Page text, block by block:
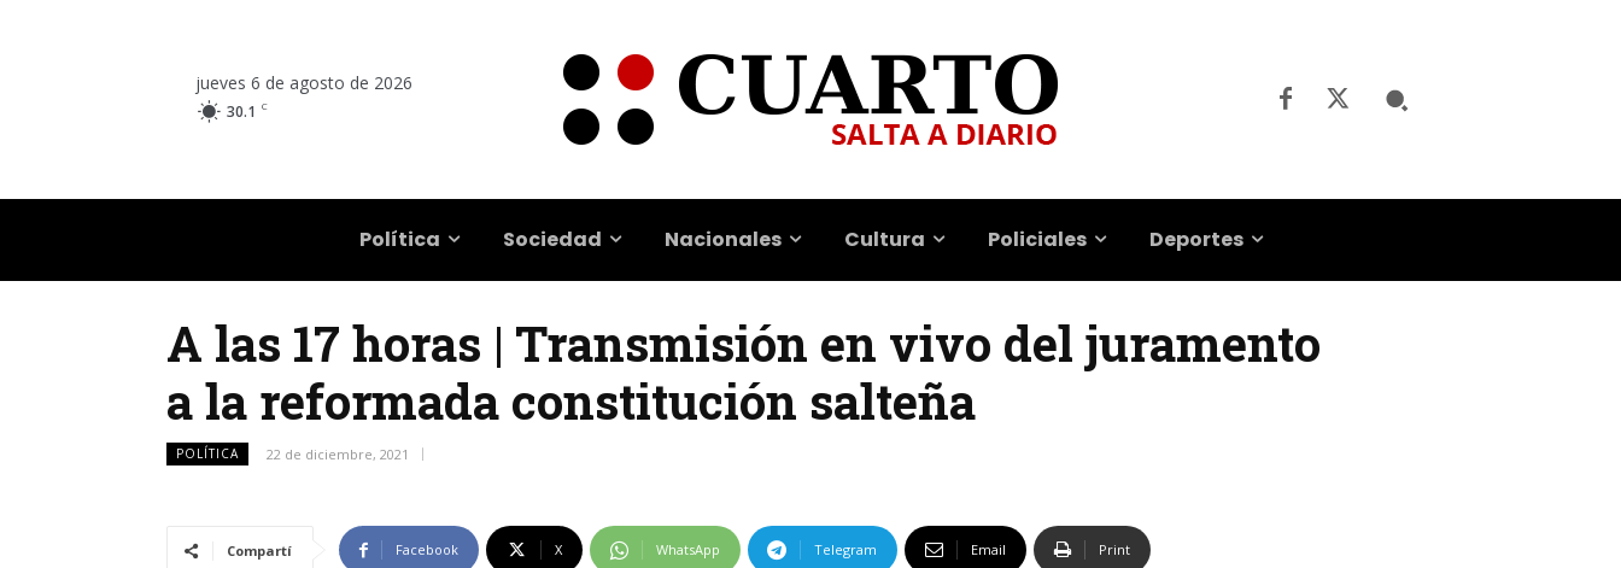
jueves 6 de agosto de 2026
30.1 C
Política Sociedad Nacionales Cultura Policiales Deportes
A las 17 horas | Transmisión en vivo del juramento
a la reformada constitución salteña
POLÍTICA 22 de diciembre, 2021
Compartí Facebook X WhatsApp Telegram Email Print